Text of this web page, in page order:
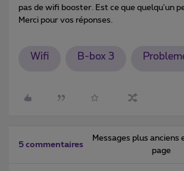
pas de wifi booster. Est ce que quelqu'un
Merci pour vos réponses.
Wifi B-box 3
5 commentaires
Messages plus anciens
page